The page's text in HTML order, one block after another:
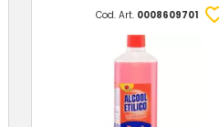
Cod. Art. 0008609701